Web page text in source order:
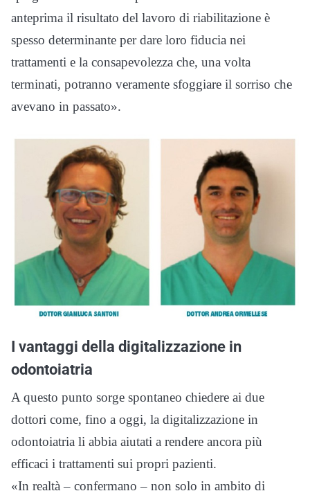
anteprima il risultato del lavoro di riabilitazione è
spesso determinante per dare loro fiducia nei
trattamenti e la consapevolezza che, una volta
terminati, potranno veramente sfoggiare il sorriso che
avevano in passato».
I vantaggi della digitalizzazione in
odontoiatria
A questo punto sorge spontaneo chiedere ai due
dottori come, fino a oggi, la digitalizzazione in
odontoiatria li abbia aiutati a rendere ancora più
efficaci i trattamenti sui propri pazienti.
«In realtà – confermano – non solo in ambito di